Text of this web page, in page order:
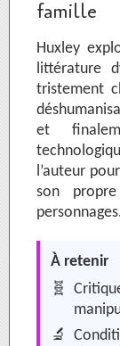
famille
Huxley
littérature
tristement
et
l’auteur
son
À retenir
🧬
🔬